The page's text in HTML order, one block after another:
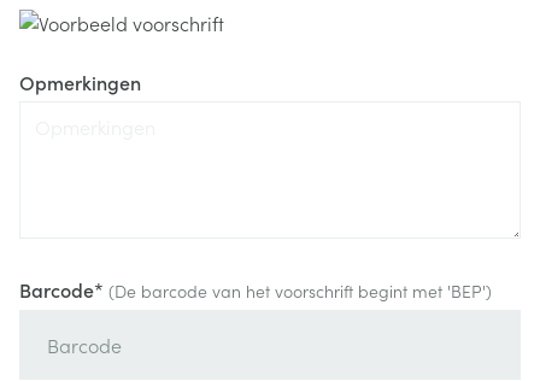
Opmerkingen
Barcode* (De barcode van het voorschrift begint met 'BEP')